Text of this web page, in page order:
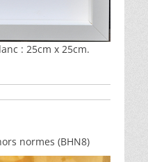
: 25cm x 25cm.
normes (BHN8)